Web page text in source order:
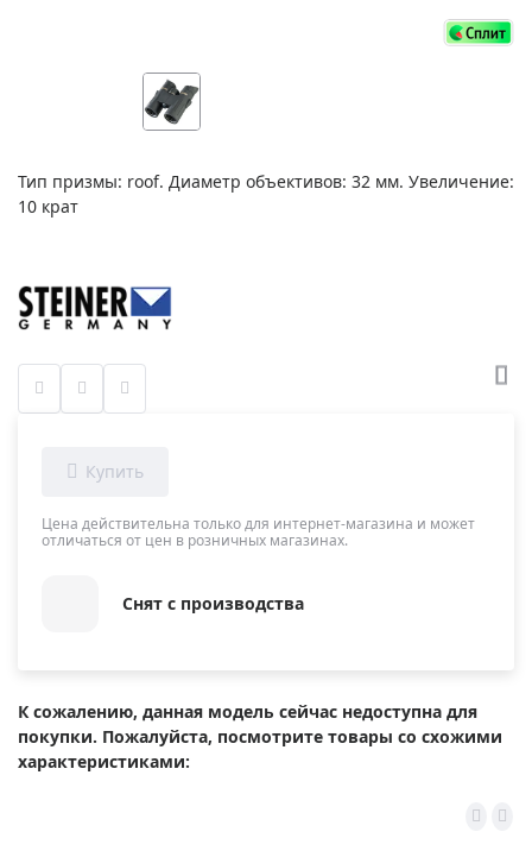
Тип призмы: roof. Диаметр объективов: 32 мм. Увеличение:
10 крат
Цена действительна только для интернет-магазина и может
отличаться от цен в розничных магазинах.
Снят с производства
К сожалению, данная модель сейчас недоступна для
покупки. Пожалуйста, посмотрите товары со схожими
характеристиками: